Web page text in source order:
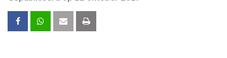
voordoen, neem dan contact op met onze
klantenservice.